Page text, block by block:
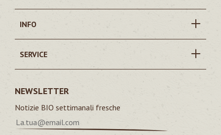
INFO
SERVICE
NEWSLETTER
Notizie BIO settimanali fresche